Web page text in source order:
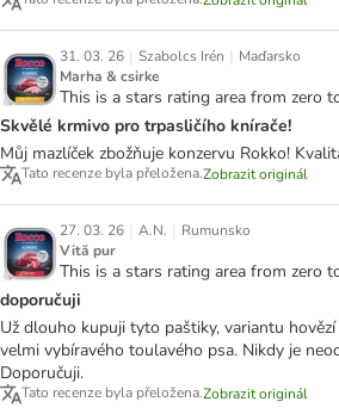
31. 03. 26 | Szabolcs Irén | Maďarsko
Marha & csirke
This is a stars rating area from zero
Skvělé krmivo pro trpasličího knírače!
Můj mazlíček zbožňuje konzervu Rokko!
Tato recenze byla přeložena.Zobrazit originál
27. 03. 26 | A.N. | Rumunsko
Vită pur
This is a stars rating area from zero
doporučuji
Už dlouho kupuji tyto paštiky, variantu
velmi vybíravého toulavého psa. Nikdy je
Doporučuji.
Tato recenze byla přeložena.Zobrazit originál